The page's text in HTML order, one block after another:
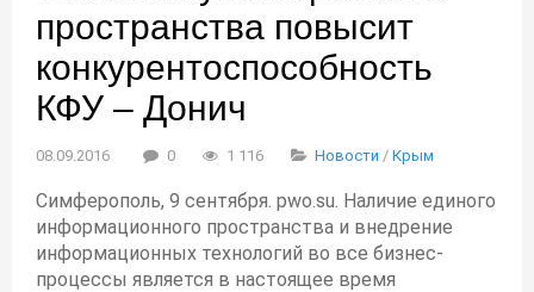
пространства повысит
конкурентоспособность
КФУ – Донич
08.09.2016 0 1 116 Новости / Крым
Симферополь, 9 сентября. pwo.su. Наличие единого
информационного пространства и внедрение
информационных технологий во все бизнес-
процессы является в настоящее время